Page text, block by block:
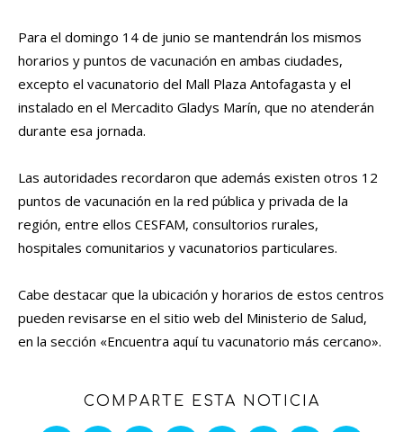
Para el domingo 14 de junio se mantendrán los mismos
horarios y puntos de vacunación en ambas ciudades,
excepto el vacunatorio del Mall Plaza Antofagasta y el
instalado en el Mercadito Gladys Marín, que no atenderán
durante esa jornada.
Las autoridades recordaron que además existen otros 12
puntos de vacunación en la red pública y privada de la
región, entre ellos CESFAM, consultorios rurales,
hospitales comunitarios y vacunatorios particulares.
Cabe destacar que la ubicación y horarios de estos centros
pueden revisarse en el sitio web del Ministerio de Salud,
en la sección «Encuentra aquí tu vacunatorio más cercano».
COMPARTE ESTA NOTICIA